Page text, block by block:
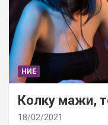
НИЕ
Колку мажи,
18/02/2021